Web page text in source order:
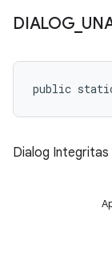
DIALOG_
public
Dialog